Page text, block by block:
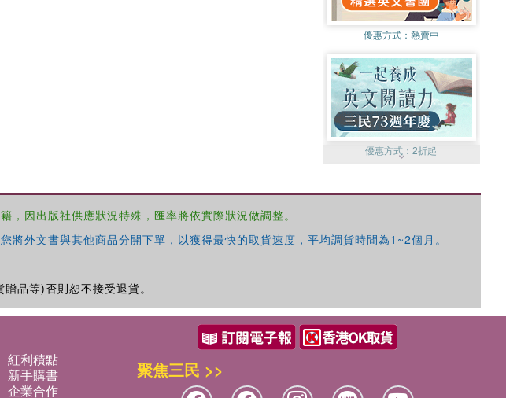
優惠方式： 熱賣中
優惠方式：2折起
因出版社供應狀況特殊，匯率將依實際狀況做調整。
外文書與其他商品分開下單，以獲得最快的取貨速度，平均調貨時間為1~2個月。
品等)否則恕不接受退貨。
紅利積點
新手購書
企業合作
聚焦三民 >>